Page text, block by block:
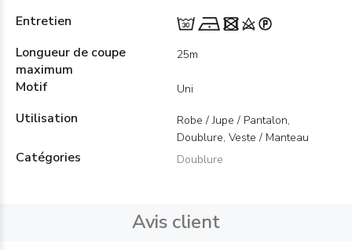
Entretien
Longueur de coupe
maximum
25m
Motif Uni
Utilisation
Robe / Jupe / Pantalon,
Doublure, Veste / Manteau
Catégories Doublure
Avis client